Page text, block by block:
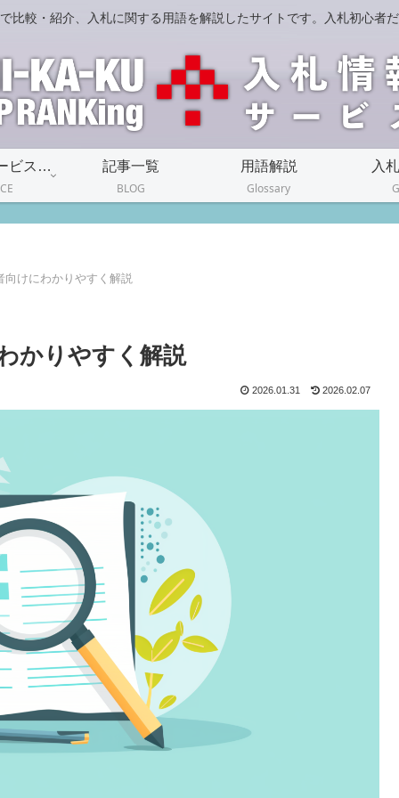
比較・紹介、入札に関する用語を解説したサイトです。入札初心者
入札情報サービス一覧
記事一覧
BLOG
用語解説
Glossary
入
向けにわかりやすく解説
かりやすく解説
2026.01.31 2026.02.07